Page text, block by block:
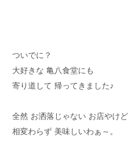
ついでに？
大好きな 亀八食堂にも
寄り道して 帰ってきました♪
全然 お洒落じゃない お店やけど
相変わらず 美味しいわぁ～。